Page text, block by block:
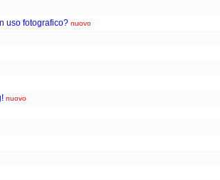
uso fotografico? nuovo
nuovo